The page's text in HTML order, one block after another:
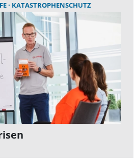
KATASTROPHENSCHUTZ